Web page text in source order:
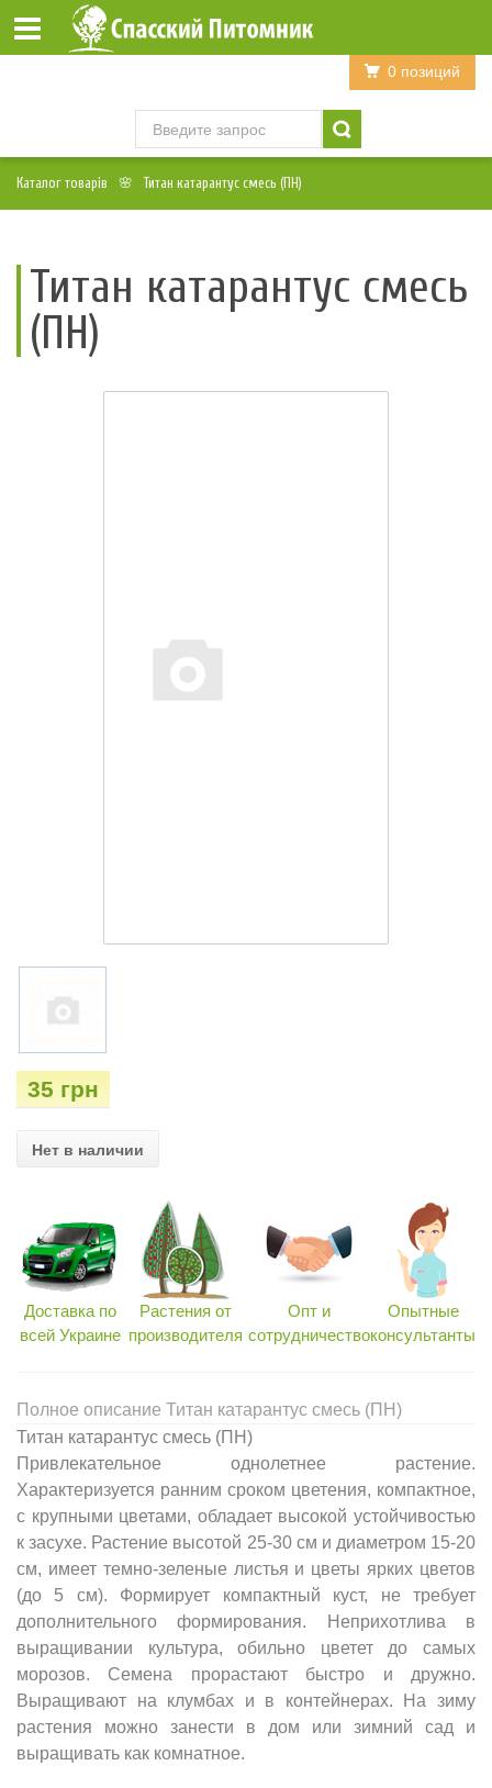
Войти Регистрация
0 позиций
Каталог товарів Титан катарантус смесь (ПН)
Титан катарантус смесь
(ПН)
35 грн
Нет в наличии
Доставка по
всей Украине
Растения от
производителя
Опт и
сотрудничество
Опытные
консультанты
Полное описание Титан катарантус смесь (ПН)
Титан катарантус смесь (ПН)
Привлекательное однолетнее растение.
Характеризуется ранним сроком цветения, компактное,
с крупными цветами, обладает высокой устойчивостью
к засухе. Растение высотой 25-30 см и диаметром 15-20
см, имеет темно-зеленые листья и цветы ярких цветов
(до 5 см). Формирует компактный куст, не требует
дополнительного формирования. Неприхотлива в
выращивании культура, обильно цветет до самых
морозов. Семена прорастают быстро и дружно.
Выращивают на клумбах и в контейнерах. На зиму
растения можно занести в дом или зимний сад и
выращивать как комнатное.